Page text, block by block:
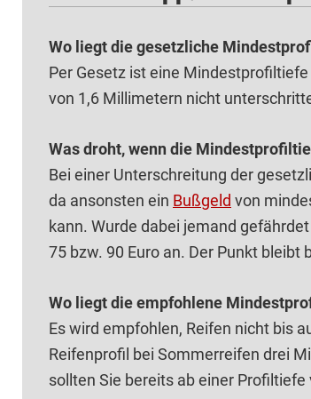
Wo liegt die gesetzliche
Per Gesetz ist eine Mindestprofiltiefe
von 1,6 Millimetern nicht
Was droht, wenn die
Bei einer Unterschreitung der
da ansonsten ein Bußgeld von
kann. Wurde dabei jemand
75 bzw. 90 Euro an. Der Punkt bleibt
Wo liegt die empfohlene
Es wird empfohlen, Re‌ifen nicht bis
Reifenprofil bei Sommerreifen drei
sollten Sie bereits ab einer